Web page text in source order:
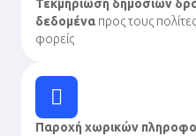
Τεκμηρίωση δημόσιων
δεδομένα προς τους
φορείς
Παροχή χωρικών